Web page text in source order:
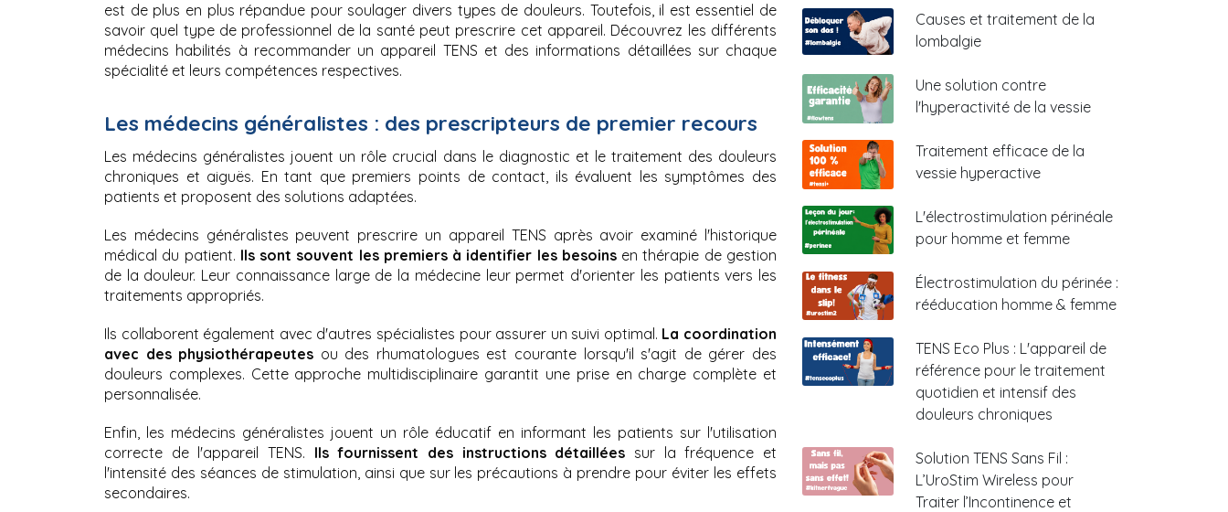
est de plus en plus répandue pour soulager divers types de douleurs. Toutefois, il est essentiel de
savoir quel type de professionnel de la santé peut prescrire cet appareil. Découvrez les différents
médecins habilités à recommander un appareil TENS et des informations détaillées sur chaque
spécialité et leurs compétences respectives.
Les médecins généralistes : des prescripteurs de premier recours
Les médecins généralistes jouent un rôle crucial dans le diagnostic et le traitement des douleurs
chroniques et aiguës. En tant que premiers points de contact, ils évaluent les symptômes des
patients et proposent des solutions adaptées.
Les médecins généralistes peuvent prescrire un appareil TENS après avoir examiné l'historique
médical du patient. Ils sont souvent les premiers à identifier les besoins en thérapie de gestion
de la douleur. Leur connaissance large de la médecine leur permet d'orienter les patients vers les
traitements appropriés.
Ils collaborent également avec d'autres spécialistes pour assurer un suivi optimal. La coordination
avec des physiothérapeutes ou des rhumatologues est courante lorsqu'il s'agit de gérer des
douleurs complexes. Cette approche multidisciplinaire garantit une prise en charge complète et
personnalisée.
Enfin, les médecins généralistes jouent un rôle éducatif en informant les patients sur l'utilisation
correcte de l'appareil TENS. Ils fournissent des instructions détaillées sur la fréquence et
l'intensité des séances de stimulation, ainsi que sur les précautions à prendre pour éviter les effets
secondaires.
Causes et traitement de la
lombalgie
Une solution contre
l'hyperactivité de la vessie
Traitement efficace de la
vessie hyperactive
L'électrostimulation périnéale
pour homme et femme
Électrostimulation du périnée :
rééducation homme & femme
TENS Eco Plus : L'appareil de
référence pour le traitement
quotidien et intensif des
douleurs chroniques
Solution TENS Sans Fil :
L’UroStim Wireless pour
Traiter l’Incontinence et